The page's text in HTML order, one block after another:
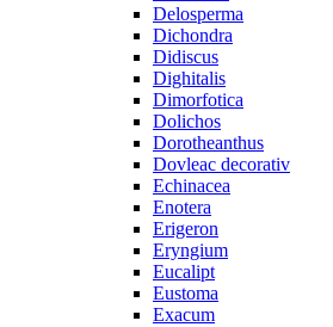
Delosperma
Dichondra
Didiscus
Dighitalis
Dimorfotica
Dolichos
Dorotheanthus
Dovleac decorativ
Echinacea
Enotera
Erigeron
Eryngium
Eucalipt
Eustoma
Exacum